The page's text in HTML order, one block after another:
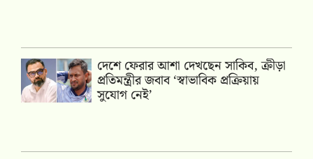
দেশে ফেরার আশা দেখছেন সাকিব, ক্রীড়া
প্রতিমন্ত্রীর জবাব ‘স্বাভাবিক প্রক্রিয়ায়
সুযোগ নেই’